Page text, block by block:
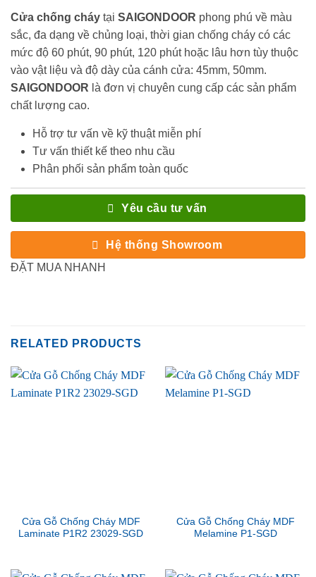
Cửa chống cháy tại SAIGONDOOR phong phú về màu
sắc, đa dạng về chủng loại, thời gian chống cháy có các
mức độ 60 phút, 90 phút, 120 phút hoặc lâu hơn tùy thuộc
vào vật liệu và độ dày của cánh cửa: 45mm, 50mm.
SAIGONDOOR là đơn vị chuyên cung cấp các sản phẩm
chất lượng cao.
Hỗ trợ tư vấn về kỹ thuật miễn phí
Tư vấn thiết kế theo nhu cầu
Phân phối sản phẩm toàn quốc
Yêu cầu tư vấn
Hệ thống Showroom
ĐẶT MUA NHANH
RELATED PRODUCTS
Cửa Gỗ Chống Cháy MDF
Laminate P1R2 23029-SGD
Cửa Gỗ Chống Cháy MDF
Melamine P1-SGD